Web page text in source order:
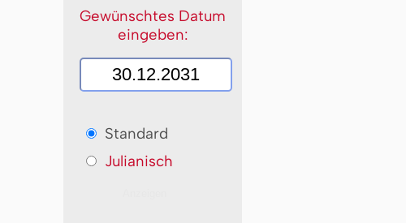
Gewünschtes Datum
eingeben:
Standard
Julianisch